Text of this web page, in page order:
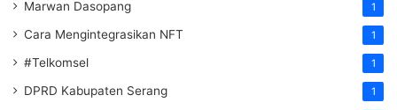
Marwan Dasopang 1
Cara Mengintegrasikan NFT 1
#Telkomsel 1
DPRD Kabupaten Serang 1